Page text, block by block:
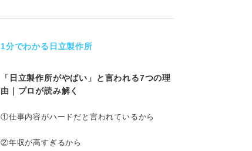
1分でわかる日立製作所
「日立製作所がやばい」と言われる7つの理
由｜プロが読み解く
①仕事内容がハードだと言われているから
②年収が高すぎるから